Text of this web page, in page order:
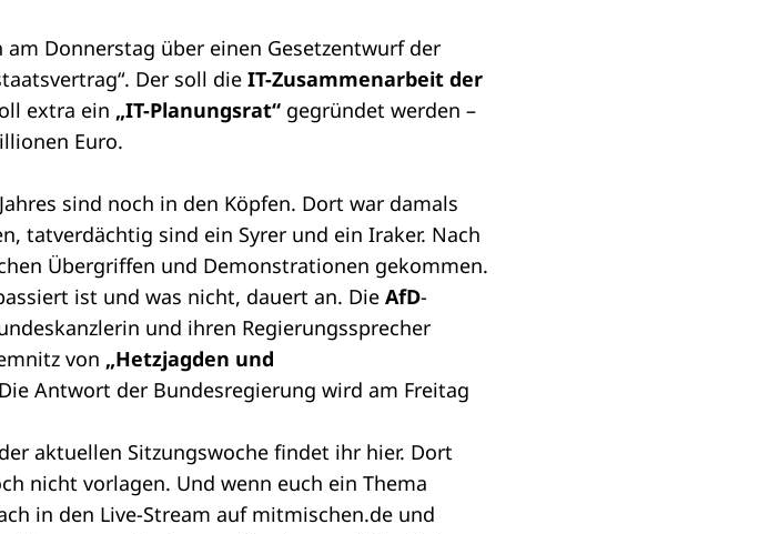
Donnerstag über einen Gesetzentwurf der
Der soll die IT-Zusammenarbeit der
extra ein „IT-Planungsrat“ gegründet werden –
Euro.
sind noch in den Köpfen. Dort war damals
tatverdächtig sind ein Syrer und ein Iraker. Nach
Übergriffen und Demonstrationen gekommen.
ist und was nicht, dauert an. Die AfD-
und ihren Regierungssprecher
von „Hetzjagden und
Antwort der Bundesregierung wird am Freitag
aktuellen Sitzungswoche findet ihr hier. Dort
nicht vorlagen. Und wenn euch ein Thema
in den Live-Stream auf mitmischen.de und